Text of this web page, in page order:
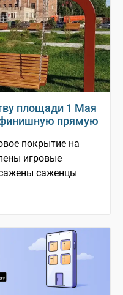
площади 1 Мая
финишную прямую
покрытие на
игровые
саженцы